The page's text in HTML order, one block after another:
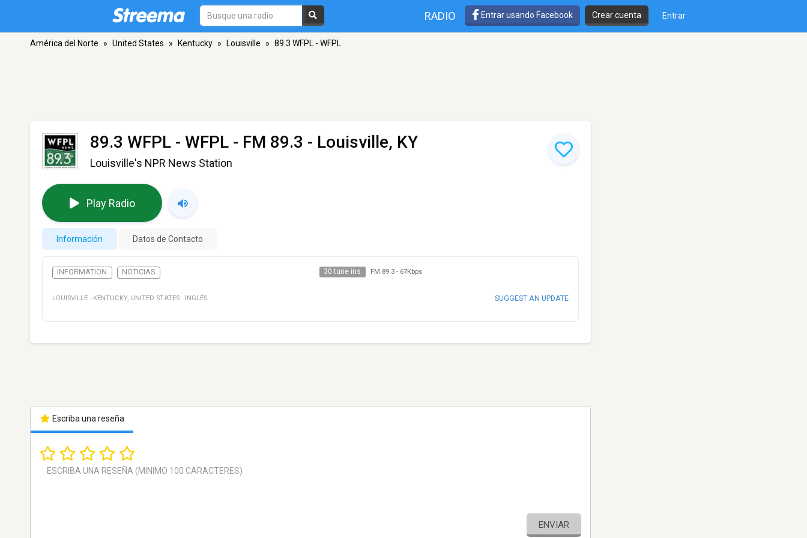
RADIO Entrar usando Facebook Crear cuenta Entrar
América del Norte » United States » Kentucky » Louisville » 89.3 WFPL - WFPL
89.3 WFPL - WFPL - FM 89.3 - Louisville, KY
Louisville's NPR News Station
Play Radio
Información Datos de Contacto
INFORMATION NOTICIAS 30 tune ins FM 89.3- 67Kbps
LOUISVILLE · KENTUCKY, UNITED STATES · INGLÉS SUGGEST AN UPDATE
Escriba una reseña
ENVIAR